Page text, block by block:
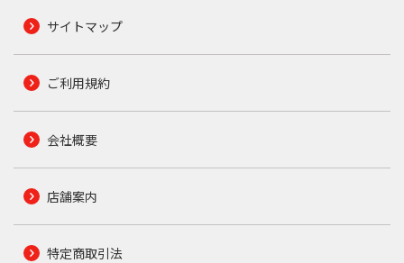
サイトマップ
ご利用規約
会社概要
店舗案内
特定商取引法